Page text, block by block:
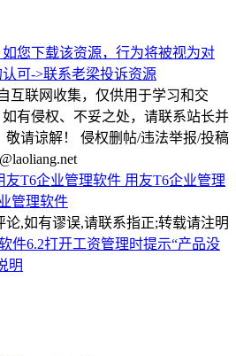
您下载该资源，行为将被视为对
认可->联系老梁投诉资源
互联网收集，仅供用于学习和交
有侵权、不妥之处，请联系站长并
敬请谅解！ 侵权删帖/违法举报/投稿
友T6企业管理软件 用友T6企业管理
管理软件
,如有谬误,请联系指正;转载请注明
件6.2打开工资管理时提示“产品没
明